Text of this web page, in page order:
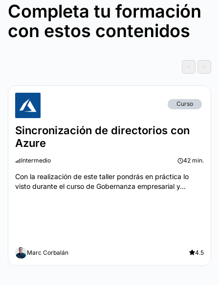
Completa tu formación
con estos contenidos
Curso
Sincronización de directorios con
Azure
Intermedio 42 min.
Con la realización de este taller pondrás en práctica lo
visto durante el curso de Gobernanza empresarial y...
Marc Corbalán 4.5